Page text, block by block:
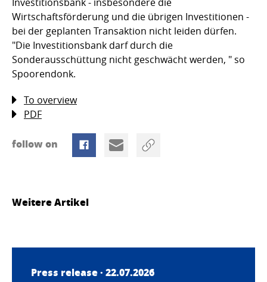
Wirtschaftsförderung und die übrigen Investitionen -
bei der geplanten Transaktion nicht leiden dürfen.
"Die Investitionsbank darf durch die
Sonderausschüttung nicht geschwächt werden, " so
Spoorendonk.
To overview
PDF
follow on
Weitere Artikel
Press release · 22.07.2026